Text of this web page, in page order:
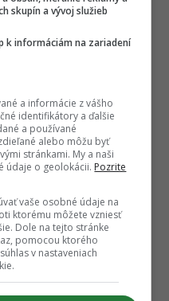
skupín a vývoj služieb
k informáciám na zariadení
a informácie z vášho
identifikátory a ďalšie
a používané
alebo môžu byť
stránkami. My a naši
údaje o geolokácii. Pozrite
vaše osobné údaje na
ktorému môžete vzniesť
Dole na tejto stránke
pomocou ktorého
v nastaveniach